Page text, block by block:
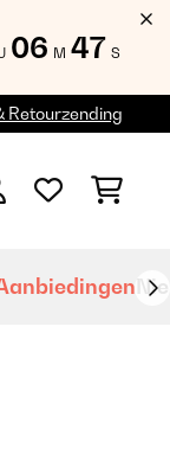
06 M 46 S
Retourzending